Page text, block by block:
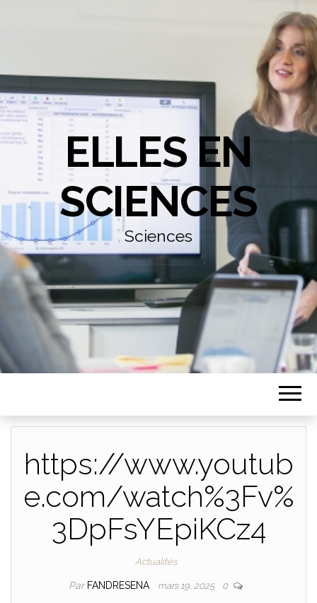
ELLES EN
SCIENCES
Sciences
https://www.youtub
e.com/watch%3Fv%
3DpFsYEpiKCz4
Actualités
Par FANDRESENA mars 19, 2025 0